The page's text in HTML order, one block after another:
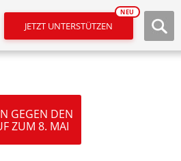
JETZT UNTERSTÜTZEN
NEU
GEGEN DEN
ZUM 8. MAI